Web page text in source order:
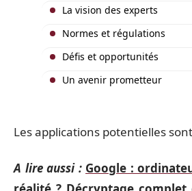
La vision des experts
Normes et régulations
Défis et opportunités
Un avenir prometteur
Les applications potentielles
A lire aussi : Google :